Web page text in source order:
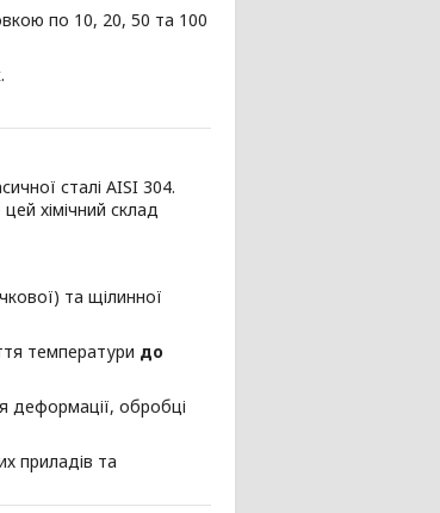
по 10, 20, 50 та 100
.
сталі AISI 304.
хімічний склад
та щілинної
температури до
деформації, обробці
приладів та